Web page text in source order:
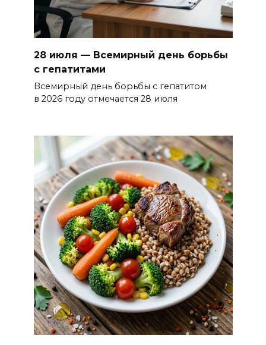
28 июля — Всемирный день борьбы
с гепатитами
Всемирный день борьбы с гепатитом
в 2026 году отмечается 28 июля